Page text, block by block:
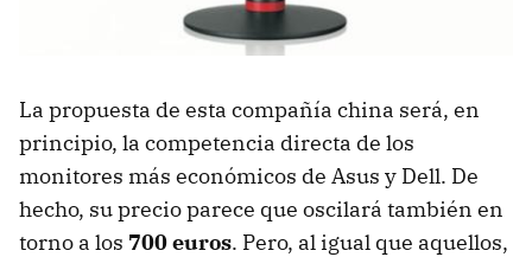
La propuesta de esta compañía china será, en
principio, la competencia directa de los
monitores más económicos de Asus y Dell. De
hecho, su precio parece que oscilará también en
torno a los 700 euros. Pero, al igual que aquellos,